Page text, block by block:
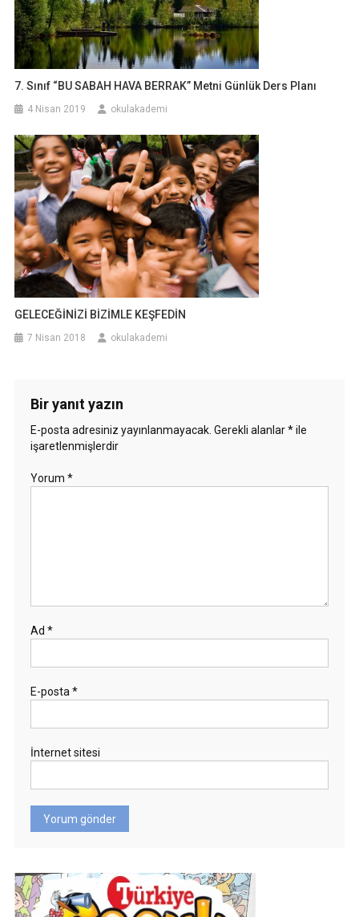
7. Sınıf “BU SABAH HAVA BERRAK” Metni Günlük Ders Planı
4 Nisan 2019 okulakademi
GELECEĞİNİZİ BİZİMLE KEŞFEDİN
7 Nisan 2018 okulakademi
Bir yanıt yazın
E-posta adresiniz yayınlanmayacak. Gerekli alanlar*ile
işaretlenmişlerdir
Yorum *
Ad *
E-posta*
İnternet sitesi